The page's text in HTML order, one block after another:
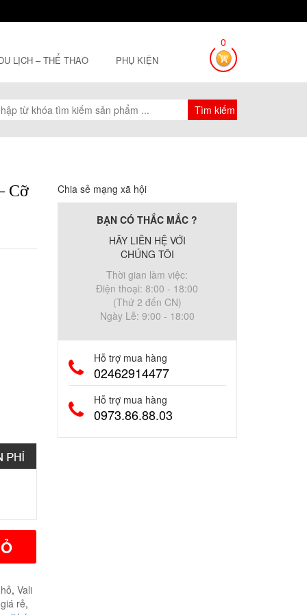
LỊCH – THỂ THAO PHỤ KIỆN
0
Cỡ
, Vali
rẻ,
Chia sẻ mạng xã hội
BẠN CÓ THẮC MẮC ?
HÃY LIÊN HỆ VỚI
CHÚNG TÔI
Thời gian làm việc:
Điện thoại: 8:00 - 18:00
(Thứ 2 đến CN)
Ngày Lễ: 9:00 - 18:00
Hỗ trợ mua hàng
02462914477
Hỗ trợ mua hàng
0973.86.88.03